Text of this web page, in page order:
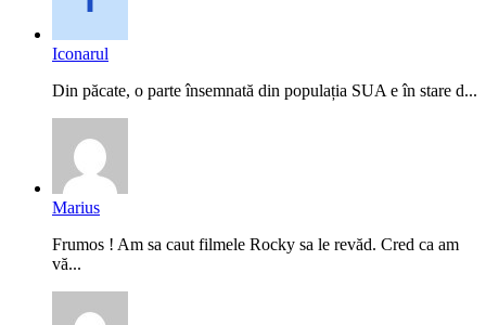
Iconarul
Din păcate, o parte însemnată din populația SUA e în stare d...
Marius
Frumos ! Am sa caut filmele Rocky sa le revăd. Cred ca am
vă...